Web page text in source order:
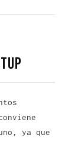
ya que